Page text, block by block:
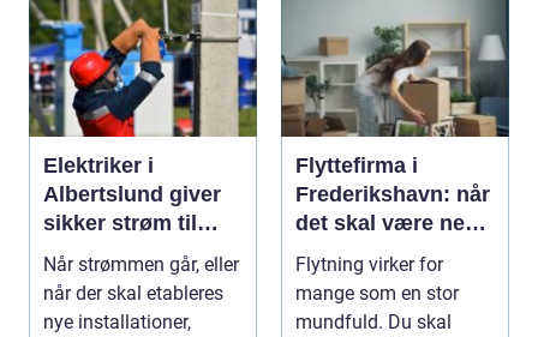
Elektriker i
Albertslund giver
sikker strøm til
danske boliger
Når strømmen går, eller
når der skal etableres
nye installationer,
Flyttefirma i
Frederikshavn: når
det skal være nemt
at komme videre
Flytning virker for
mange som en stor
mundfuld. Du skal